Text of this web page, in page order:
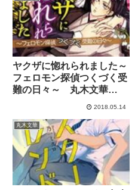
ヤクザに惚れられました～
フェロモン探偵つくづく受
難の日々～ 丸木文華
2018.05.14
丸木文華